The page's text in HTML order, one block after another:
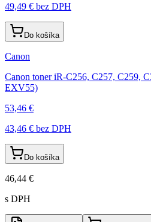
49,49 € bez DPH
Do košíka
Canon
Canon toner iR-C256, C257, C259,
EXV55)
53,46 €
43,46 € bez DPH
Do košíka
46,44 €
s DPH